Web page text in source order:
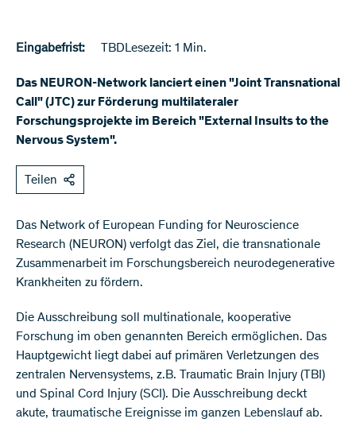
Eingabefrist: TBDLesezeit: 1 Min.
Das NEURON-Network lanciert einen "Joint Transnational
Call" (JTC) zur Förderung multilateraler
Forschungsprojekte im Bereich "External Insults to the
Nervous System".
Teilen
Das Network of European Funding for Neuroscience
Research (NEURON) verfolgt das Ziel, die transnationale
Zusammenarbeit im Forschungsbereich neurodegenerative
Krankheiten zu fördern.
Die Ausschreibung soll multinationale, kooperative
Forschung im oben genannten Bereich ermöglichen. Das
Hauptgewicht liegt dabei auf primären Verletzungen des
zentralen Nervensystems, z.B. Traumatic Brain Injury (TBI)
und Spinal Cord Injury (SCI). Die Ausschreibung deckt
akute, traumatische Ereignisse im ganzen Lebenslauf ab.